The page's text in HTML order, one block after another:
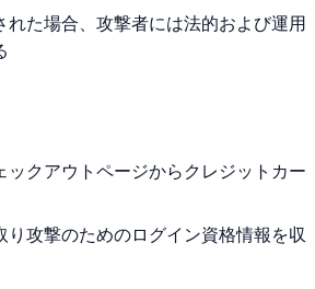
れた場合、攻撃者には法的および運用
ックアウトページからクレジットカー
り攻撃のためのログイン資格情報を収